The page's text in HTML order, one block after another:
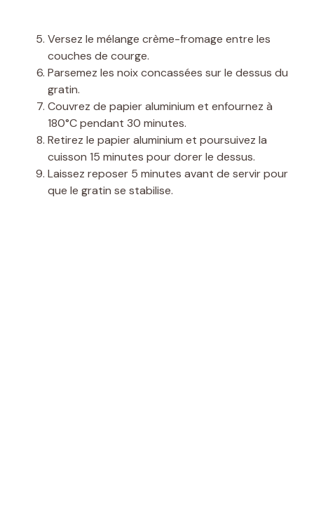
Versez le mélange crème-fromage entre les
couches de courge.
Parsemez les noix concassées sur le dessus du
gratin.
Couvrez de papier aluminium et enfournez à
180°C pendant 30 minutes.
Retirez le papier aluminium et poursuivez la
cuisson 15 minutes pour dorer le dessus.
Laissez reposer 5 minutes avant de servir pour
que le gratin se stabilise.